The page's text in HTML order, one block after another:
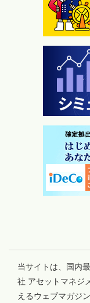
当サイトは、国内
社 アセットマネジ
えるウェブマガジ